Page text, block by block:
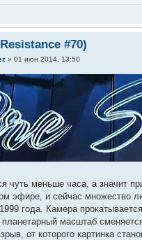
#70)
» 01 июн 2014, 13:50
чуть меньше часа, а значит
эфире, и сейчас множество
года. Камера
масштаб
от которого картинка